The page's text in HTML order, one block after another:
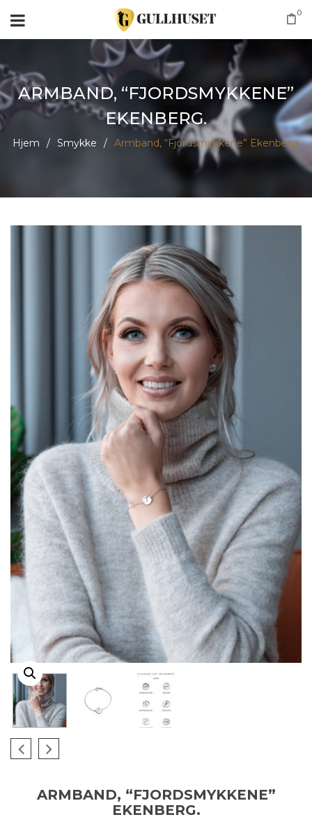
0
ARMBAND, “FJORDSMYKKENE”
EKENBERG.
Hjem / Smykke / Armband, “Fjordsmykkene” Ekenberg.
ARMBAND, “FJORDSMYKKENE”
EKENBERG.